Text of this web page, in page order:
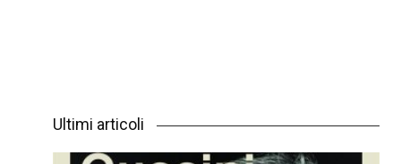
Ultimi articoli